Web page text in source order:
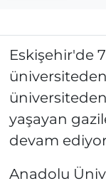
Eskişehir'de
yaşayan
devam
Anadolu